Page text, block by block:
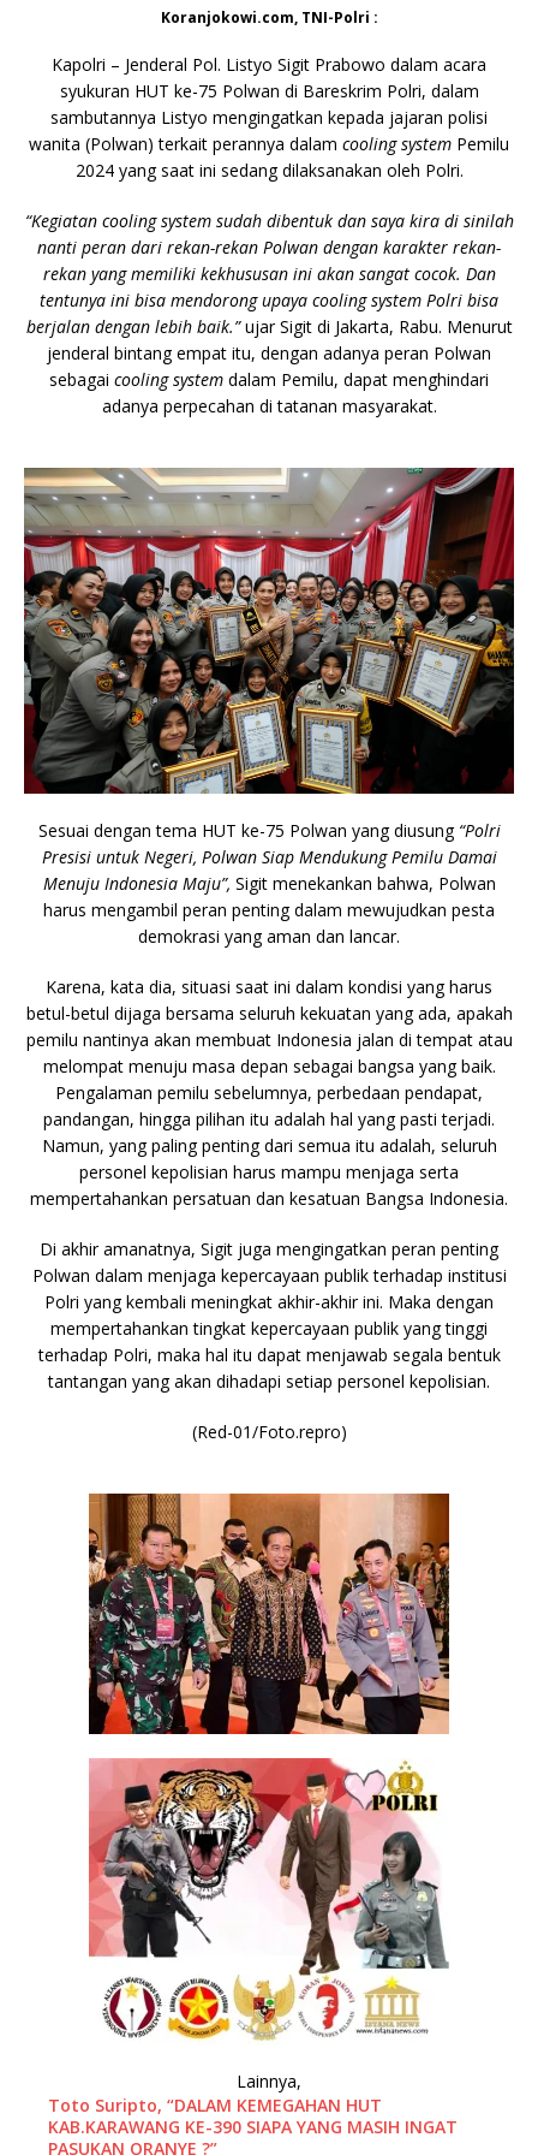
o
k
p k e
r
Koranjokowi.com, TNI-Polri :
Kapolri – Jenderal Pol. Listyo Sigit Prabowo dalam acara
syukuran HUT ke-75 Polwan di Bareskrim Polri, dalam
sambutannya Listyo mengingatkan kepada jajaran polisi
wanita (Polwan) terkait perannya dalam cooling system Pemilu
2024 yang saat ini sedang dilaksanakan oleh Polri.
“Kegiatan cooling system sudah dibentuk dan saya kira di sinilah
nanti peran dari rekan-rekan Polwan dengan karakter rekan-
rekan yang memiliki kekhususan ini akan sangat cocok. Dan
tentunya ini bisa mendorong upaya cooling system Polri bisa
berjalan dengan lebih baik.”ujar Sigit di Jakarta, Rabu. Menurut
jenderal bintang empat itu, dengan adanya peran Polwan
sebagai cooling system dalam Pemilu, dapat menghindari
adanya perpecahan di tatanan masyarakat.
Sesuai dengan tema HUT ke-75 Polwan yang diusung “Polri
Presisi untuk Negeri, Polwan Siap Mendukung Pemilu Damai
Menuju Indonesia Maju”, Sigit menekankan bahwa, Polwan
harus mengambil peran penting dalam mewujudkan pesta
demokrasi yang aman dan lancar.
Karena, kata dia, situasi saat ini dalam kondisi yang harus
betul-betul dijaga bersama seluruh kekuatan yang ada, apakah
pemilu nantinya akan membuat Indonesia jalan di tempat atau
melompat menuju masa depan sebagai bangsa yang baik.
Pengalaman pemilu sebelumnya, perbedaan pendapat,
pandangan, hingga pilihan itu adalah hal yang pasti terjadi.
Namun, yang paling penting dari semua itu adalah, seluruh
personel kepolisian harus mampu menjaga serta
mempertahankan persatuan dan kesatuan Bangsa Indonesia.
Di akhir amanatnya, Sigit juga mengingatkan peran penting
Polwan dalam menjaga kepercayaan publik terhadap institusi
Polri yang kembali meningkat akhir-akhir ini. Maka dengan
mempertahankan tingkat kepercayaan publik yang tinggi
terhadap Polri, maka hal itu dapat menjawab segala bentuk
tantangan yang akan dihadapi setiap personel kepolisian.
(Red-01/Foto.repro)
Lainnya,
Toto Suripto, “DALAM KEMEGAHAN HUT
KAB.KARAWANG KE-390 SIAPA YANG MASIH INGAT
PASUKAN ORANYE ?”